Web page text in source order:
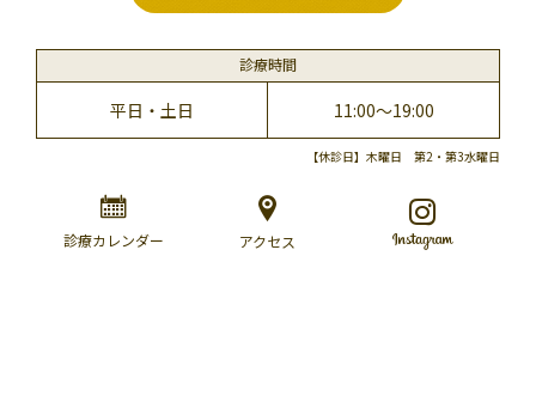
診療時間
平日・土日 11:00～19:00
【休診日】木曜日 第2・第3水曜日
診療カレンダー アクセス